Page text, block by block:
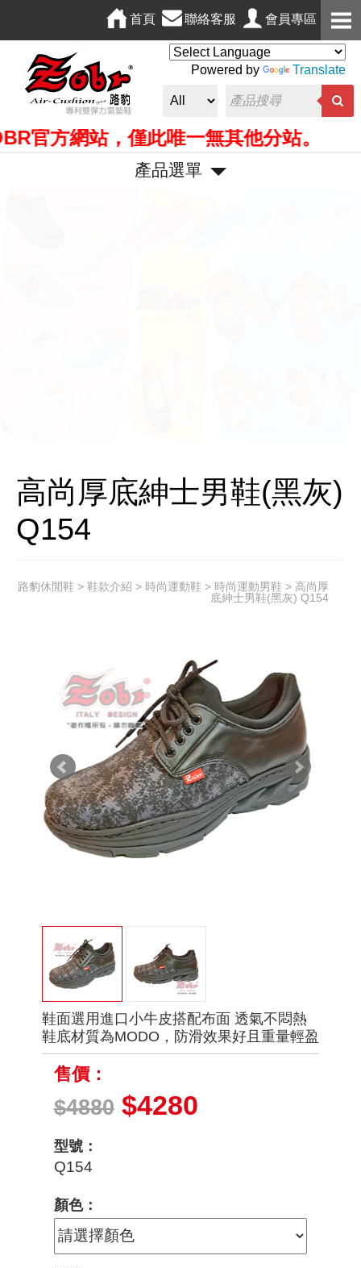
會員專區
聯絡客服
首頁
Powered by Translate
方網站，僅此唯一無其他分站。
產品選單
高尚厚底紳士男鞋(黑灰)
Q154
路豹休閒鞋 > 鞋款介紹 > 時尚運動鞋 > 時尚運動男鞋 > 高尚厚
底紳士男鞋(黑灰) Q154
鞋面選用進口小牛皮搭配布面 透氣不悶熱
鞋底材質為MODO，防滑效果好且重量輕盈
售價：
$4880$4280
型號：
Q154
顏色：